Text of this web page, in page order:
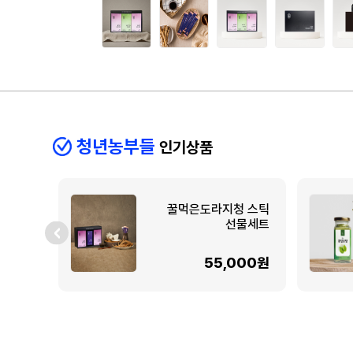
청년농부들 인기상품
꿀먹은도라지청 스틱
선물세트
55,000원